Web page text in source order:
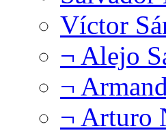
Víctor
¬ Alejo
¬
¬ Arturo